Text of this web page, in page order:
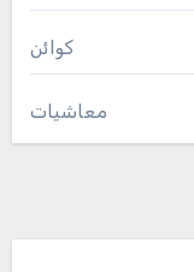
کوائن
معاشیات